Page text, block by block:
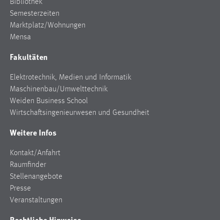
Bibliothek
Semesterzeiten
Marktplatz/Wohnungen
Mensa
Fakultäten
Elektrotechnik, Medien und Informatik
Maschinenbau/Umwelttechnik
Weiden Business School
Wirtschaftsingenieurwesen und Gesundheit
Weitere Infos
Kontakt/Anfahrt
Raumfinder
Stellenangebote
Presse
Veranstaltungen
Zweck:
einloggen zu können.
24 Stunden
STATISTIK
Statistik Cookies erfassen Informationen anonym.
unsere Besucher unsere Website nutzen.
Matomo
Name: